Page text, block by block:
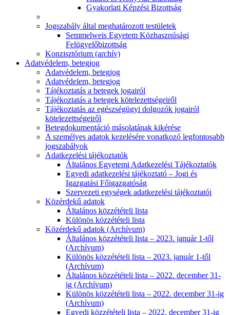
Gyakorlati Képzési Bizottság
Jogszabály által meghatározott testületek
Semmelweis Egyetem Közhasznúsági
Felügyelőbizottság
Konzisztórium (archív)
Adatvédelem, betegjog
Adatvédelem, betegjog
Adatvédelem, betegjog
Tájékoztatás a betegek jogairól
Tájékoztatás a betegek kötelezettségeiről
Tájékoztatás az egészségügyi dolgozók jogairól
kötelezettségeiről
Betegdokumentáció másolatának kikérése
A személyes adatok kezelésére vonatkozó legfontosabb
jogszabályok
Adatkezelési tájékoztatók
Általános Egyetemi Adatkezelési Tájékoztatók
Egyedi adatkezelési tájékoztató – Jogi és
Igazgatási Főigazgatóság
Szervezeti egységek adatkezelési tájékoztatói
Közérdekű adatok
Általános közzétételi lista
Különös közzétételi lista
Közérdekű adatok (Archívum)
Általános közzétételi lista – 2023. január 1-től
(Archívum)
Különös közzétételi lista – 2023. január 1-től
(Archívum)
Általános közzétételi lista – 2022. december 31-
ig (Archívum)
Különös közzétételi lista – 2022. december 31-ig
(Archívum)
Egyedi közzétételi lista – 2022. december 31-ig